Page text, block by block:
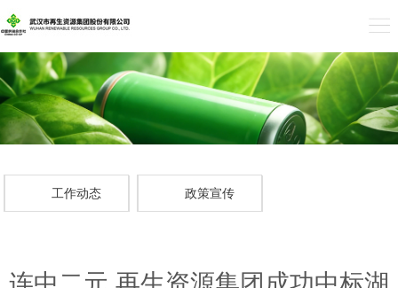
工作动态 政策宣传